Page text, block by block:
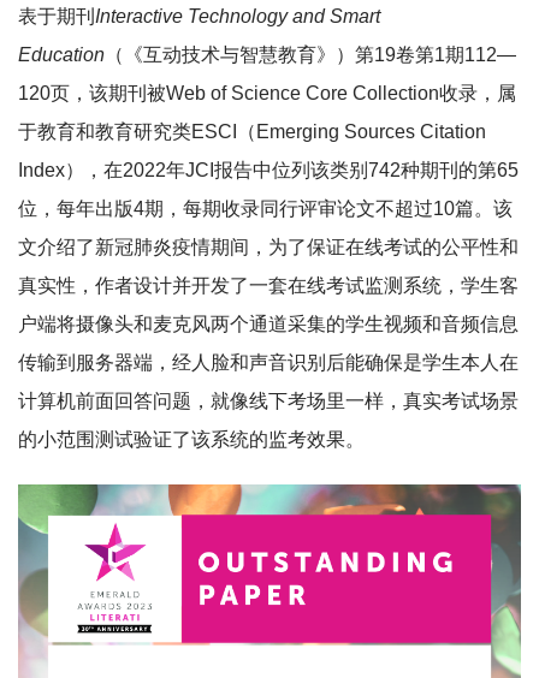
表于期刊 Interactive Technology and Smart
Education （《互动技术与智慧教育》）第19卷第1期112—
120页，该期刊被Web of Science Core Collection收录，属
于教育和教育研究类ESCI（Emerging Sources Citation
Index），在2022年JCI报告中位列该类别742种期刊的第65
位，每年出版4期，每期收录同行评审论文不超过10篇。该
文介绍了新冠肺炎疫情期间，为了保证在线考试的公平性和
真实性，作者设计并开发了一套在线考试监测系统，学生客
户端将摄像头和麦克风两个通道采集的学生视频和音频信息
传输到服务器端，经人脸和声音识别后能确保是学生本人在
计算机前面回答问题，就像线下考场里一样，真实考试场景
的小范围测试验证了该系统的监考效果。